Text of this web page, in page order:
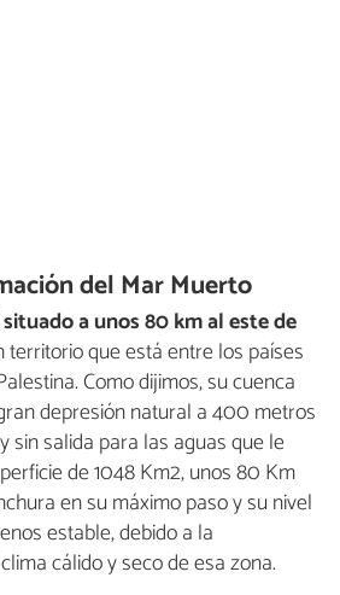
del Mar Muerto
a unos 80 km al este de
territorio que está entre los países
Como dijimos, su cuenca
depresión natural a 400 metros
sin salida para las aguas que le
de 1048 Km2, unos 80 Km
en su máximo paso y su nivel
estable, debido a la
cálido y seco de esa zona.